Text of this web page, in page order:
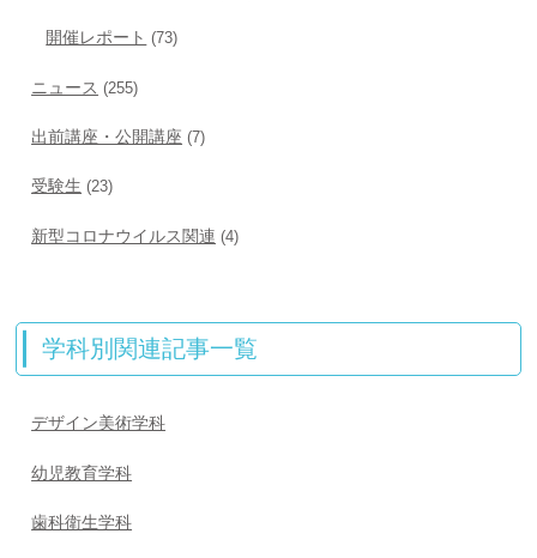
開催レポート (73)
ニュース (255)
出前講座・公開講座 (7)
受験生 (23)
新型コロナウイルス関連 (4)
学科別関連記事一覧
デザイン美術学科
幼児教育学科
歯科衛生学科